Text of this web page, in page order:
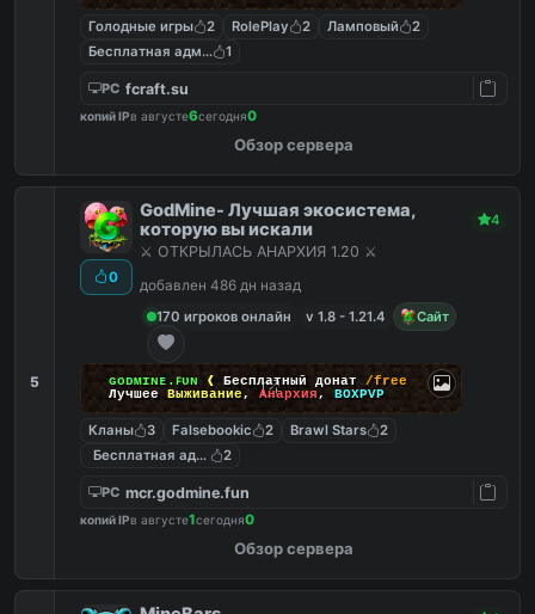
Голодные игры 2 RolePlay 2 Ламповый
2
Бесплатная админка1
PC fcraft.su
копий IPв августе6сегодня0
Обзор сервера
5
0
GodMine- Лучшая экосистема,
которую вы искали
4
⚔️ ОТКРЫЛАСЬ АНАРХИЯ 1.20 ⚔️
добавлен 486 дн назад
170 игроков онлайн
v 1.8 - 1.21.4 Сайт
ɢᴏᴅᴍɪɴᴇ.ꜰᴜɴ ❰ Бесплатный донат /free
Лучшее Выживание, Анархия, BOXPVP
Кланы 3 Falsebookic 2 Brawl Stars
2
Бесплатная админка
2
PC mcr.godmine.fun
копий IPв августе1сегодня0
Обзор сервера